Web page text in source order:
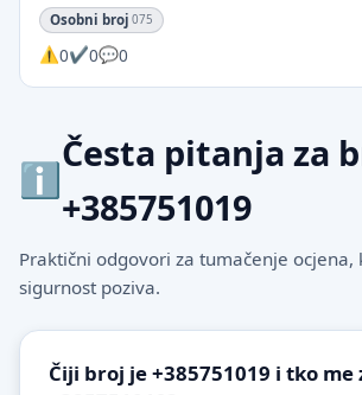
Osobni broj 075
0 0 0
Česta pitanja za
+385751019
Praktični odgovori za tumačenje ocjena,
sigurnost poziva.
Čiji broj je +385751019 i tko me